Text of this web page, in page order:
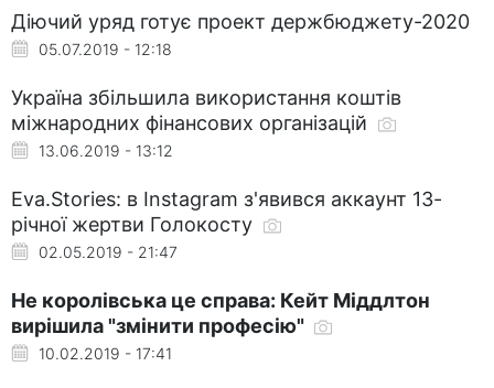
Діючий уряд готує проект держбюджету-2020
05.07.2019 - 12:18
Україна збільшила використання коштів
міжнародних фінансових організацій
13.06.2019 - 13:12
Eva.Stories: в Instagram з'явився аккаунт 13-
річної жертви Голокосту
02.05.2019 - 21:47
Не королівська це справа: Кейт Міддлтон
вирішила "змінити професію"
10.02.2019 - 17:41